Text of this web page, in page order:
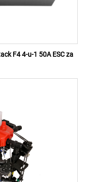
F4 4-u-1 50A ESC za